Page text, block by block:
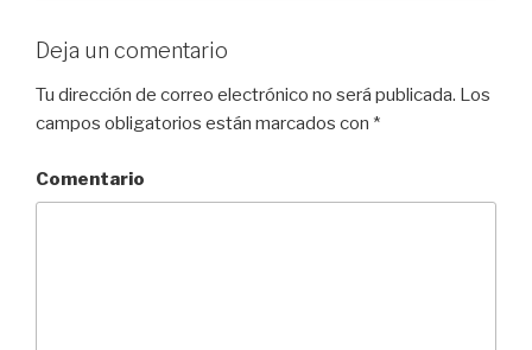
Deja un comentario
Tu dirección de correo electrónico no será publicada. Los
campos obligatorios están marcados con *
Comentario